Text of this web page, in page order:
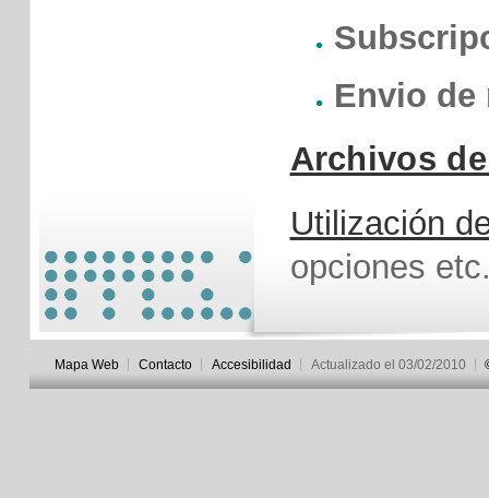
Envio de
Archivos
Utilización
opciones
Mapa Web Contacto Accesibilidad Actualizado el 03/02/2010